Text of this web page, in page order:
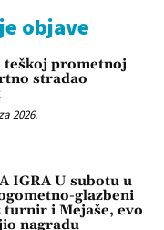
objave
teškoj prometnoj
stradao
2026.
IGRA U subotu u
glazbeni
turnir i Mejaše, evo
nagradu